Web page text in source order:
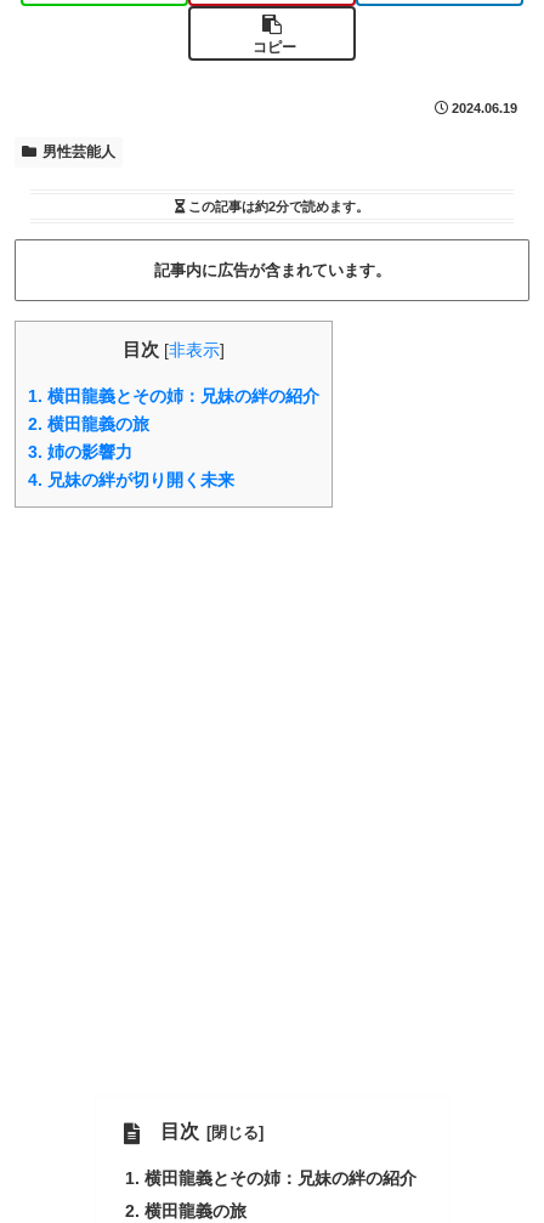
コピー
2024.06.19
男性芸能人
この記事は約2分で読めます。
記事内に広告が含まれています。
目次 [非表示]
1. 横田龍義とその姉：兄妹の絆の紹介
2. 横田龍義の旅
3. 姉の影響力
4. 兄妹の絆が切り開く未来
目次
横田龍義とその姉：兄妹の絆の紹介
横田龍義の旅